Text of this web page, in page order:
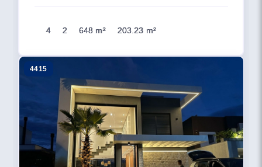
4 2 648 m² 203.23 m²
4415